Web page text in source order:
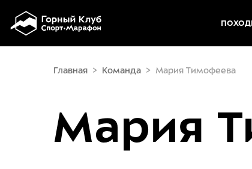
Skip to main content
Главная > Команда > Мария Тимофеева
Мария